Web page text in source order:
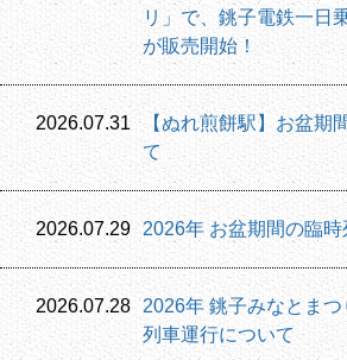
リ」で、銚子電鉄一日
が販売開始！
2026.07.31
【ぬれ煎餅駅】お盆期
て
2026.07.29 2026年 お盆期間の臨
2026.07.28
2026年 銚子みなとま
列車運行について